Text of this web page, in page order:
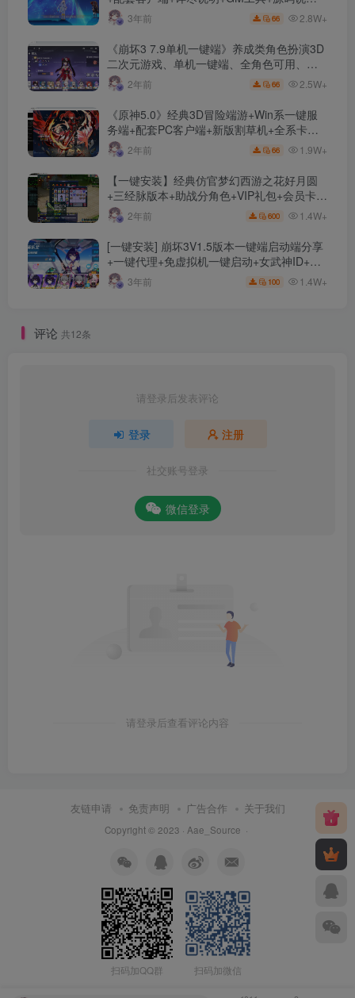
文件3年前 66 2.8W+
《崩坏3 7.9单机一键端》养成类角色扮演3D
二次元游戏、单机一键端、全角色可用、无
限资源、附带保姆级安装教程
2年前 66 2.5W+
《原神5.0》经典3D冒险端游+Win系一键服
务端+配套PC客户端+新版割草机+全系卡池
文件2年前 66 1.9W+
【一键安装】经典仿官梦幻西游之花好月圆
+三经脉版本+助战分角色+VIP礼包+会员卡
+剧情活动+视频搭建及其他修改资料
2年前 600 1.4W+
[一键安装] 崩坏3V1.5版本一键端启动端分享
+一键代理+免虚拟机一键启动+女武神ID+详
细指令+极简一键修改
3年前 100 1.4W+
评论 共12条
请登录后发表评论
登录 注册
社交账号登录
微信登录
请登录后查看评论内容
友链申请 免责声明 广告合作 关于我们
Copyright © 2023 · Aae_Source ·
扫码加QQ群 扫码加微信